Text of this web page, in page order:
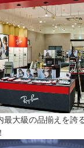
最大級の品揃えを誇